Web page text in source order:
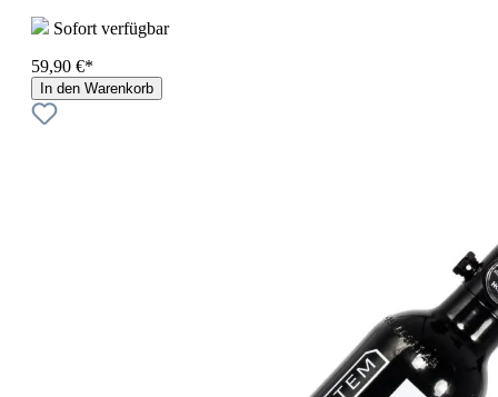
Sofort verfügbar
59,90 €*
In den Warenkorb